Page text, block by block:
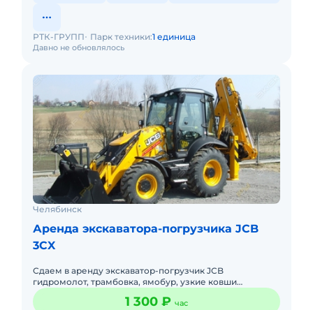
Давно не обновлялось
РТК-ГРУПП Парк техники:1 единица
Челябинск
Аренда экскаватора-погрузчика JCB
3CX
Сдаем в аренду экскаватор-погрузчик JCB
гидромолот, трамбовка, ямобур, узкие ковши
300/400мм, без выходных. Опытные машинисты.
Стоимость зависит от условий и ср
1 300 ₽ час